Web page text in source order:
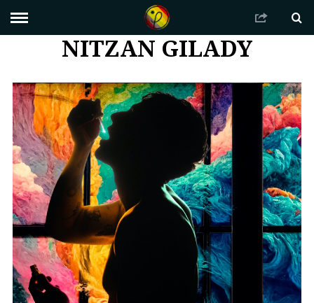
NITZAN GILADY